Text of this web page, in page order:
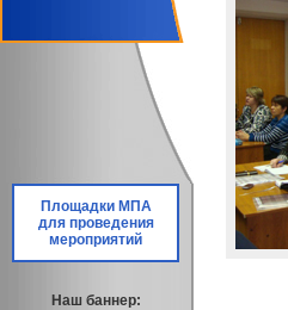
Площадки МПА
для проведения
мероприятий
Наш баннер: